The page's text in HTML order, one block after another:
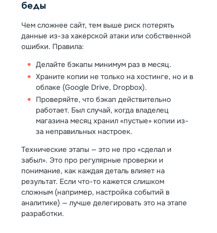
беды
Чем сложнее сайт, тем выше риск потерять
данные из-за хакерской атаки или собственной
ошибки. Правила:
Делайте бэкапы минимум раз в месяц.
Храните копии не только на хостинге, но и в
облаке (Google Drive, Dropbox).
Проверяйте, что бэкап действительно
работает. Был случай, когда владелец
магазина месяц хранил «пустые» копии из-
за неправильных настроек.
Технические этапы — это не про «сделал и
забыл». Это про регулярные проверки и
понимание, как каждая деталь влияет на
результат. Если что-то кажется слишком
сложным (например, настройка событий в
аналитике) — лучше делегировать это на этапе
разработки.